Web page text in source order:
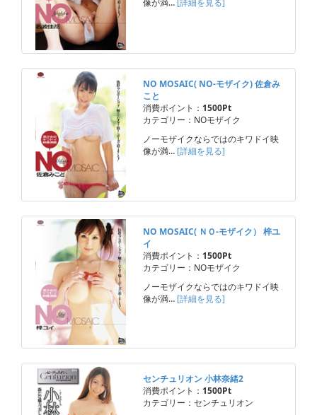
像が満… [詳細を見る]
NO MOSAIC( NO-モザイク) 佐倉み
こと
消費ポイント： 1500Pt
カテゴリー：NOモザイク
ノーモザイクならではのキワドイ映
像が満… [詳細を見る]
NO MOSAIC( ＮＯ-モザイク） 梓ユ
イ
消費ポイント： 1500Pt
カテゴリー：NOモザイク
ノーモザイクならではのキワドイ映
像が満… [詳細を見る]
センチュリオン 小林奈緒2
消費ポイント： 1500Pt
カテゴリー：センチュリオン